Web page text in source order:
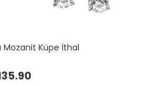
Mozanit Küpe İthal